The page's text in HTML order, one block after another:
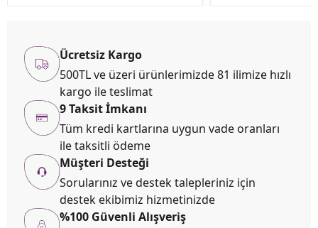
Ücretsiz Kargo
500TL ve üzeri ürünlerimizde 81 ilimize hızlı
kargo ile teslimat
9 Taksit İmkanı
Tüm kredi kartlarına uygun vade oranları
ile taksitli ödeme
Müşteri Desteği
Sorularınız ve destek talepleriniz için
destek ekibimiz hizmetinizde
%100 Güvenli Alışveriş